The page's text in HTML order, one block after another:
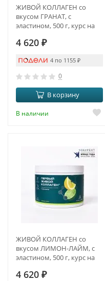
ЖИВОЙ КОЛЛАГЕН со
вкусом ГРАНАТ, с
эластином, 500 г, курс на
4 620 ₽
4 по 1155 ₽
0
В корзину
В наличии
ЖИВОЙ КОЛЛАГЕН со
вкусом ЛИМОН-ЛАЙМ, с
эластином, 500 г, курс на
4 620 ₽